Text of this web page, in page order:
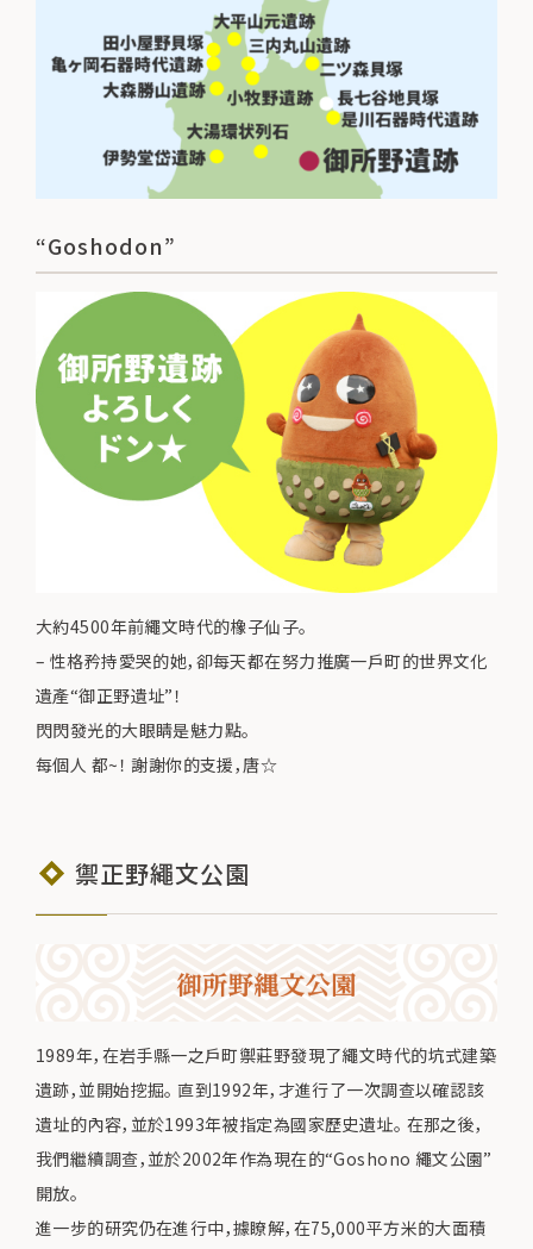
“Goshodon”
大約4500年前繩文時代的橡子仙子。
– 性格矜持愛哭的她，卻每天都在努力推廣一戶町的世界文化
遺產“御正野遺址”！
閃閃發光的大眼睛是魅力點。
每個人 都~！ 謝謝你的支援，唐☆
禦正野繩文公園
1989年，在岩手縣一之戶町禦莊野發現了繩文時代的坑式建築
遺跡，並開始挖掘。 直到1992年，才進行了一次調查以確認該
遺址的內容，並於1993年被指定為國家歷史遺址。 在那之後，
我們繼續調查，並於2002年作為現在的“Goshono 繩文公園”
開放。
進一步的研究仍在進行中，據瞭解，在75,000平方米的大面積